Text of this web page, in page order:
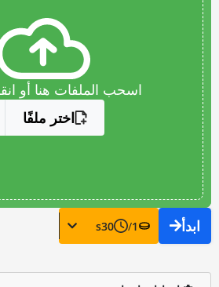
اسحب الملفات هنا أو
اختر ملفًا
ابدأ 1
/
30
s